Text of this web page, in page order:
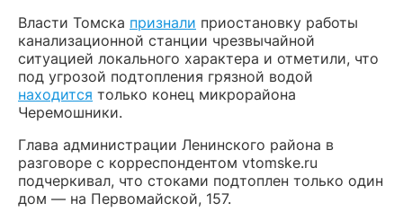
Власти Томска признали приостановку работы
канализационной станции чрезвычайной
ситуацией локального характера и отметили, что
под угрозой подтопления грязной водой
находится только конец микрорайона
Черемошники.
Глава администрации Ленинского района в
разговоре с корреспондентом vtomske.ru
подчеркивал, что стоками подтоплен только один
дом — на Первомайской, 157.